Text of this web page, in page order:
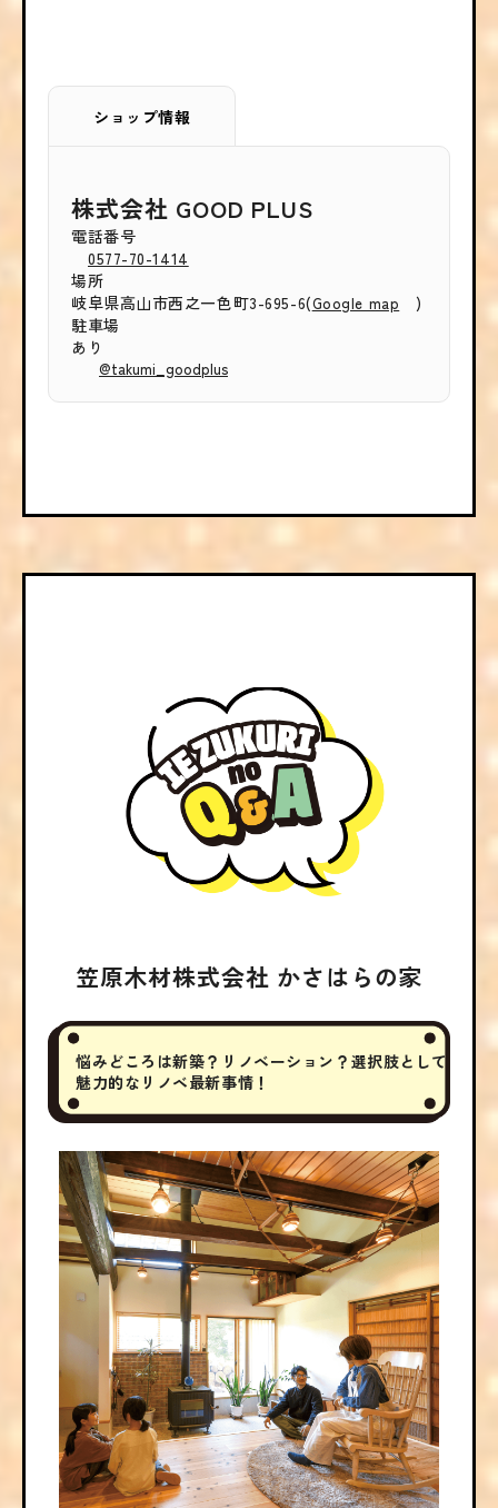
ショップ情報
株式会社 GOOD PLUS
電話番号
0577-70-1414
場所
岐阜県高山市西之一色町3-695-6(Google map
)
駐車場
あり
@takumi_goodplus
笠原木材株式会社 かさはらの家
悩みどころは新築？ リノベーション？ 選択肢として
魅力的なリノベ最新事情！